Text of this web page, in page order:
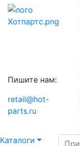
Пишите нам:
retail@hot-
parts.ru
Каталоги